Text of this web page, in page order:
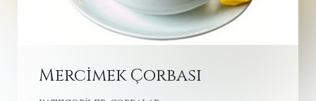
Mercimek Çorbası